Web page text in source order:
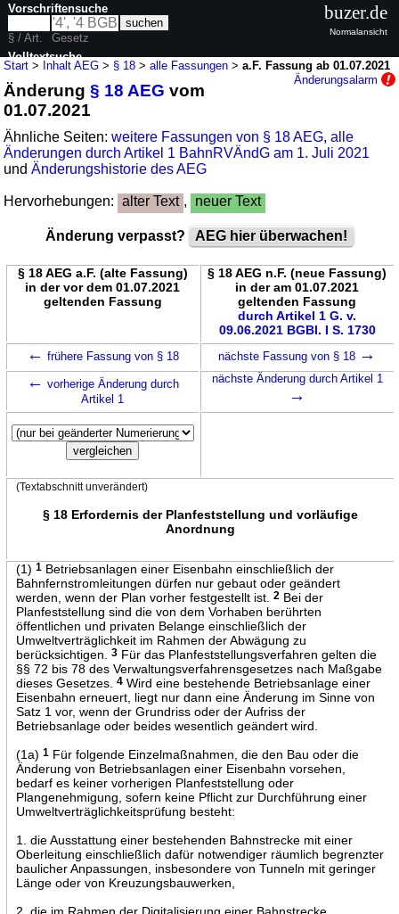
Start > Inhalt AEG > § 18 >alle Fassungen >a.F. Fassung ab 01.07.2021
Änderungsalarm
Änderung§ 18 AEG vom
01.07.2021
Ähnliche Seiten:weitere Fassungen von § 18 AEG,alle
Änderungen durch Artikel 1 BahnRVÄndG am 1. Juli 2021
undÄnderungshistorie des AEG
Hervorhebungen: alter Text , neuer Text
Änderung verpasst? AEG hier überwachen!
§ 18 AEG a.F. (alte Fassung)
in der vor dem 01.07.2021
geltenden Fassung
§ 18 AEG n.F. (neue Fassung)
in der am 01.07.2021
geltenden Fassung
durch Artikel 1 G. v.
09.06.2021 BGBl. I S. 1730
← frühere Fassung von § 18 nächste Fassung von § 18 →
← vorherige Änderung durch
Artikel 1
nächste Änderung durch Artikel 1
→
(Textabschnitt unverändert)
§ 18 Erfordernis der Planfeststellung und vorläufige
Anordnung
(1) 1Betriebsanlagen einer Eisenbahn einschließlich der
Bahnfernstromleitungen dürfen nur gebaut oder geändert
werden, wenn der Plan vorher festgestellt ist.
2Bei der
Planfeststellung sind die von dem Vorhaben berührten
öffentlichen und privaten Belange einschließlich der
Umweltverträglichkeit im Rahmen der Abwägung zu
berücksichtigen.
3Für das Planfeststellungsverfahren gelten die
§§ 72 bis 78 des Verwaltungsverfahrensgesetzes nach Maßgabe
dieses Gesetzes.
4Wird eine bestehende Betriebsanlage einer
Eisenbahn erneuert, liegt nur dann eine Änderung im Sinne von
Satz 1 vor, wenn der Grundriss oder der Aufriss der
Betriebsanlage oder beides wesentlich geändert wird.
(1a) 1Für folgende Einzelmaßnahmen, die den Bau oder die
Änderung von Betriebsanlagen einer Eisenbahn vorsehen,
bedarf es keiner vorherigen Planfeststellung oder
Plangenehmigung, sofern keine Pflicht zur Durchführung einer
Umweltverträglichkeitsprüfung besteht:
1. die Ausstattung einer bestehenden Bahnstrecke mit einer
Oberleitung einschließlich dafür notwendiger räumlich begrenzter
baulicher Anpassungen, insbesondere von Tunneln mit geringer
Länge oder von Kreuzungsbauwerken,
2. die im Rahmen der Digitalisierung einer Bahnstrecke
Vorschriftensuche
§ / Art.
Gesetz
Volltextsuche
nur in AEG
buzer.de
Normalansicht